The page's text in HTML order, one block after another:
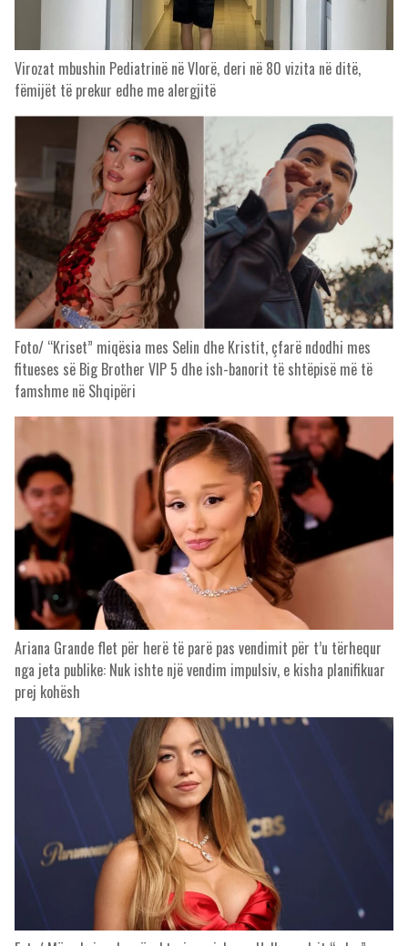
Virozat mbushin Pediatrinë në Vlorë, deri në 80 vizita në ditë,
fëmijët të prekur edhe me alergjitë
Foto/ “Kriset” miqësia mes Selin dhe Kristit, çfarë ndodhi mes
fitueses së Big Brother VIP 5 dhe ish-banorit të shtëpisë më të
famshme në Shqipëri
Ariana Grande flet për herë të parë pas vendimit për t’u tërhequr
nga jeta publike: Nuk ishte një vendim impulsiv, e kisha planifikuar
prej kohësh